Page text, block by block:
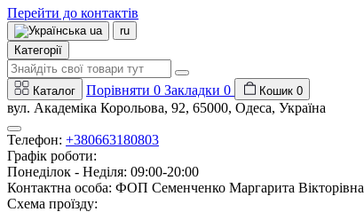
Перейти до контактів
ua
ru
Категорії
Каталог Порівняти 0 Закладки 0 Кошик 0
вул. Академіка Корольова, 92, 65000, Одеса, Україна
Телефон: +380663180803
Графік роботи:
Понеділок - Неділя: 09:00-20:00
Контактна особа: ФОП Семенченко Маргарита Вікторівна
Схема проїзду: